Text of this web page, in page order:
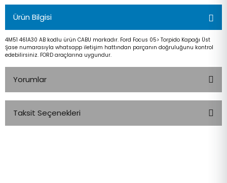
Ürün Bilgisi
4M51 461A30 AB kodlu ürün CABU markadır. Ford Focus 05> Torpido Kapağı Üst
Şase numarasıyla whatsapp iletişim hattından parçanın doğruluğunu kontrol
edebilirsiniz. FORD araçlarına uygundur.
Yorumlar
Taksit Seçenekleri